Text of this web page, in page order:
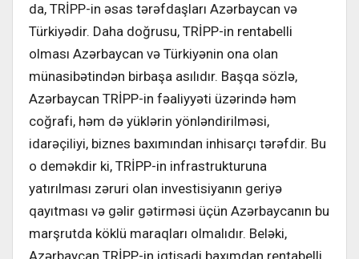
da, TRİPP-in əsas tərəfdaşları Azərbaycan və
Türkiyədir. Daha doğrusu, TRİPP-in rentabelli
olması Azərbaycan və Türkiyənin ona olan
münasibətindən birbaşa asılıdır. Başqa sözlə,
Azərbaycan TRİPP-in fəaliyyəti üzərində həm
coğrafi, həm də yüklərin yönləndirilməsi,
idarəçiliyi, biznes baxımından inhisarçı tərəfdir. Bu
o deməkdir ki, TRİPP-in infrastrukturuna
yatırılması zəruri olan investisiyanın geriyə
qayıtması və gəlir gətirməsi üçün Azərbaycanın bu
marşrutda köklü maraqları olmalıdır. Beləki,